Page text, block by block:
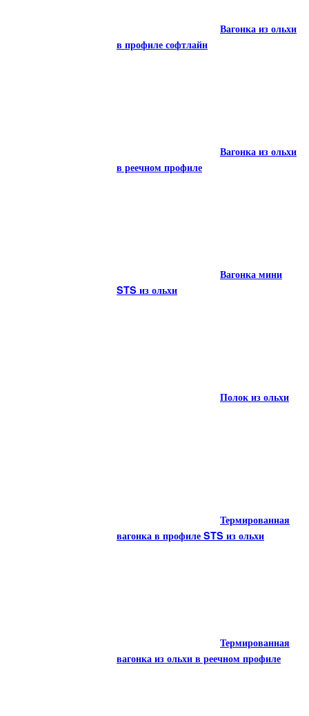
Вагонка в
профиле STS из ольхи
Вагонка из ольхи
в профиле софтлайн
Вагонка из ольхи
в реечном профиле
Вагонка мини
Полок из ольхи
Термопродукция из ольхи
Термированная
вагонка в профиле STS из ольхи
Вагонка из ольхи
в профиле софтлайн
Вагонка из ольхи
в реечном профиле
Вагонка мини
STS из ольхи
Полок из ольхи
Термированная
вагонка в профиле STS из ольхи
Термированная
вагонка из ольхи в реечном профиле